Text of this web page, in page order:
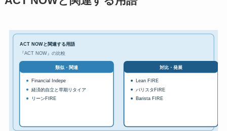
ACT NOWと関連する用語
『ACT NOW』の比較
類似・関連
Financial Indepe
経済的自立と早期リタイア
リーンFIRE
対比・発展
Lean FIRE
バリスタFIRE
Barista FIRE